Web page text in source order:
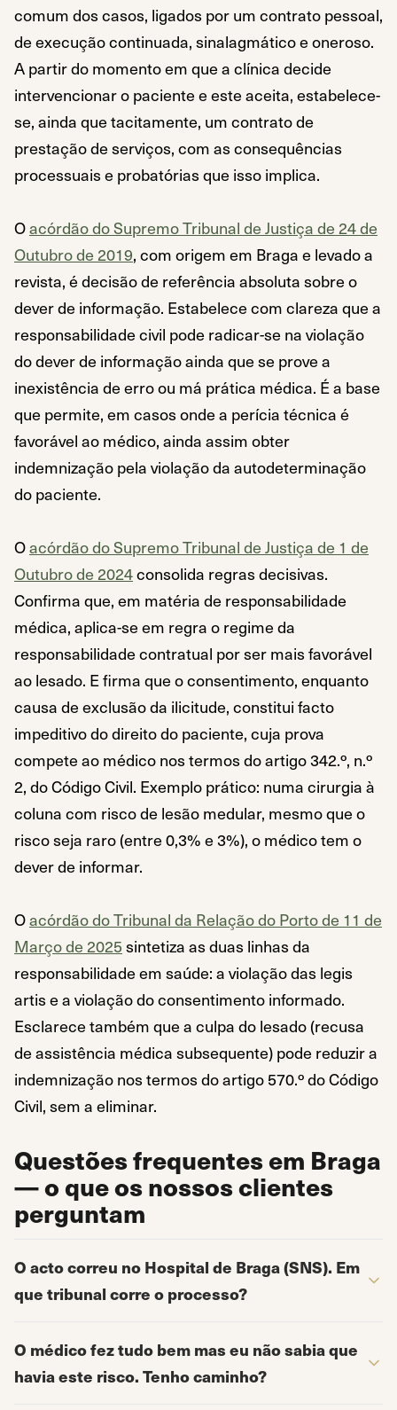
comum dos casos, ligados por um contrato pessoal,
de execução continuada, sinalagmático e oneroso.
A partir do momento em que a clínica decide
intervencionar o paciente e este aceita, estabelece-
se, ainda que tacitamente, um contrato de
prestação de serviços, com as consequências
processuais e probatórias que isso implica.
Oacórdão do Supremo Tribunal de Justiça de 24 de
Outubro de 2019, com origem em Braga e levado a
revista, é decisão de referência absoluta sobre o
dever de informação. Estabelece com clareza que a
responsabilidade civil pode radicar-se na violação
do dever de informação ainda que se prove a
inexistência de erro ou má prática médica. É a base
que permite, em casos onde a perícia técnica é
favorável ao médico, ainda assim obter
indemnização pela violação da autodeterminação
do paciente.
Oacórdão do Supremo Tribunal de Justiça de 1 de
Outubro de 2024consolida regras decisivas.
Confirma que, em matéria de responsabilidade
médica, aplica-se em regra o regime da
responsabilidade contratual por ser mais favorável
ao lesado. E firma que o consentimento, enquanto
causa de exclusão da ilicitude, constitui facto
impeditivo do direito do paciente, cuja prova
compete ao médico nos termos do artigo 342.º, n.º
2, do Código Civil. Exemplo prático: numa cirurgia à
coluna com risco de lesão medular, mesmo que o
risco seja raro (entre 0,3% e 3%), o médico tem o
dever de informar.
Oacórdão do Tribunal da Relação do Porto de 11 de
Março de 2025 sintetiza as duas linhas da
responsabilidade em saúde: a violação das legis
artis e a violação do consentimento informado.
Esclarece também que a culpa do lesado (recusa
de assistência médica subsequente) pode reduzir a
indemnização nos termos do artigo 570.º do Código
Civil, sem a eliminar.
Questões frequentes em Braga
— o que os nossos clientes
perguntam
O acto correu no Hospital de Braga (SNS). Em
que tribunal corre o processo?
O médico fez tudo bem mas eu não sabia que
havia este risco. Tenho caminho?